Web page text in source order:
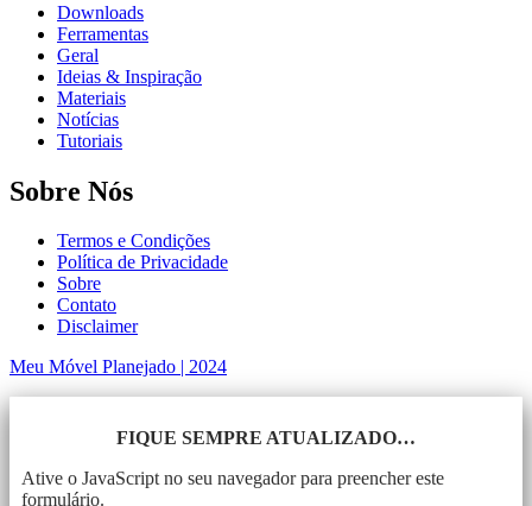
Downloads
Ferramentas
Geral
Ideias & Inspiração
Materiais
Notícias
Tutoriais
Sobre Nós
Termos e Condições
Política de Privacidade
Sobre
Contato
Disclaimer
Meu Móvel Planejado | 2024
FIQUE SEMPRE ATUALIZADO…
Ative o JavaScript no seu navegador para preencher este
formulário.